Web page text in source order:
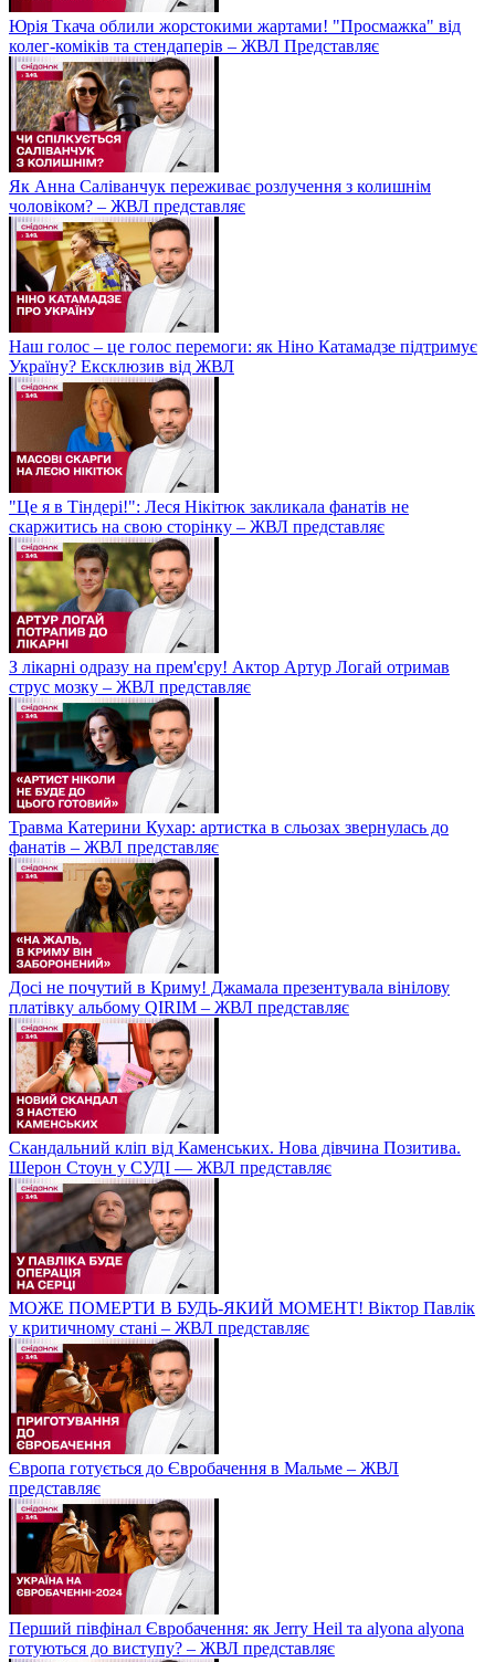
Юрія Ткача облили жорстокими жартами! "Просмажка" від
колег-коміків та стендаперів – ЖВЛ Представляє
Як Анна Саліванчук переживає розлучення з колишнім
чоловіком? – ЖВЛ представляє
Наш голос – це голос перемоги: як Ніно Катамадзе підтримує
Україну? Ексклюзив від ЖВЛ
"Це я в Тіндері!": Леся Нікітюк закликала фанатів не
скаржитись на свою сторінку – ЖВЛ представляє
З лікарні одразу на прем'єру! Актор Артур Логай отримав
струс мозку – ЖВЛ представляє
Травма Катерини Кухар: артистка в сльозах звернулась до
фанатів – ЖВЛ представляє
Досі не почутий в Криму! Джамала презентувала вінілову
платівку альбому QIRIM – ЖВЛ представляє
Скандальний кліп від Каменських. Нова дівчина Позитива.
Шерон Стоун у СУДІ — ЖВЛ представляє
МОЖЕ ПОМЕРТИ В БУДЬ-ЯКИЙ МОМЕНТ! Віктор Павлік
у критичному стані – ЖВЛ представляє
Європа готується до Євробачення в Мальме – ЖВЛ
представляє
Перший півфінал Євробачення: як Jerry Heil та alyona alyona
готуються до виступу? – ЖВЛ представляє